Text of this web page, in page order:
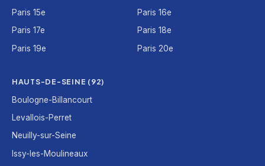
Paris 15e
Paris 16e
Paris 17e
Paris 18e
Paris 19e
Paris 20e
HAUTS-DE-SEINE (92)
Boulogne-Billancourt
Levallois-Perret
Neuilly-sur-Seine
Issy-les-Moulineaux